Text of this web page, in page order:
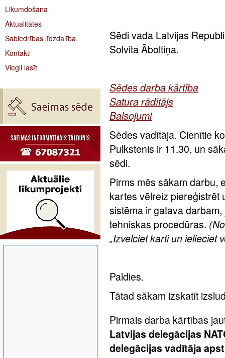
Likumdošana
Aktualitātes
Sabiedrības līdzdalība
Kontakti
Viegli lasīt
Sēdi vada Latvijas
Solvita Āboltiņa.
Sēdes darba kārtība
Satura rādītājs
Balsojumi
Sēdes vadītāja. Cienītie
Pulkstenis ir 11.30, un
sēdi.
Pirms mēs sākam darbu,
kartes vēlreiz piereģistrēt
sistēma ir gatava
tehniskas procedūras.
„Izvelciet karti un ielieciet
Paldies.
Tātad sākam izskatīt
Pirmais darba kārtības
Latvijas delegācijas
delegācijas vadītāja